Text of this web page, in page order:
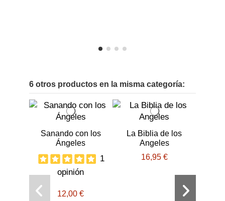
6 otros productos en la misma categoría:
Sanando con los
Ángeles
1
opinión
12,00 €
La Biblia de los
Angeles
16,95 €